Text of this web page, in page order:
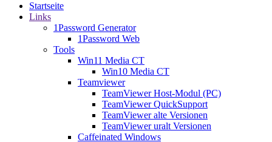
Startseite
Links
1Password Generator
1Password Web
Tools
Win11 Media CT
Win10 Media CT
Teamviewer
TeamViewer Host-Modul (PC)
TeamViewer QuickSupport
TeamViewer alte Versionen
TeamViewer uralt Versionen
Caffeinated Windows